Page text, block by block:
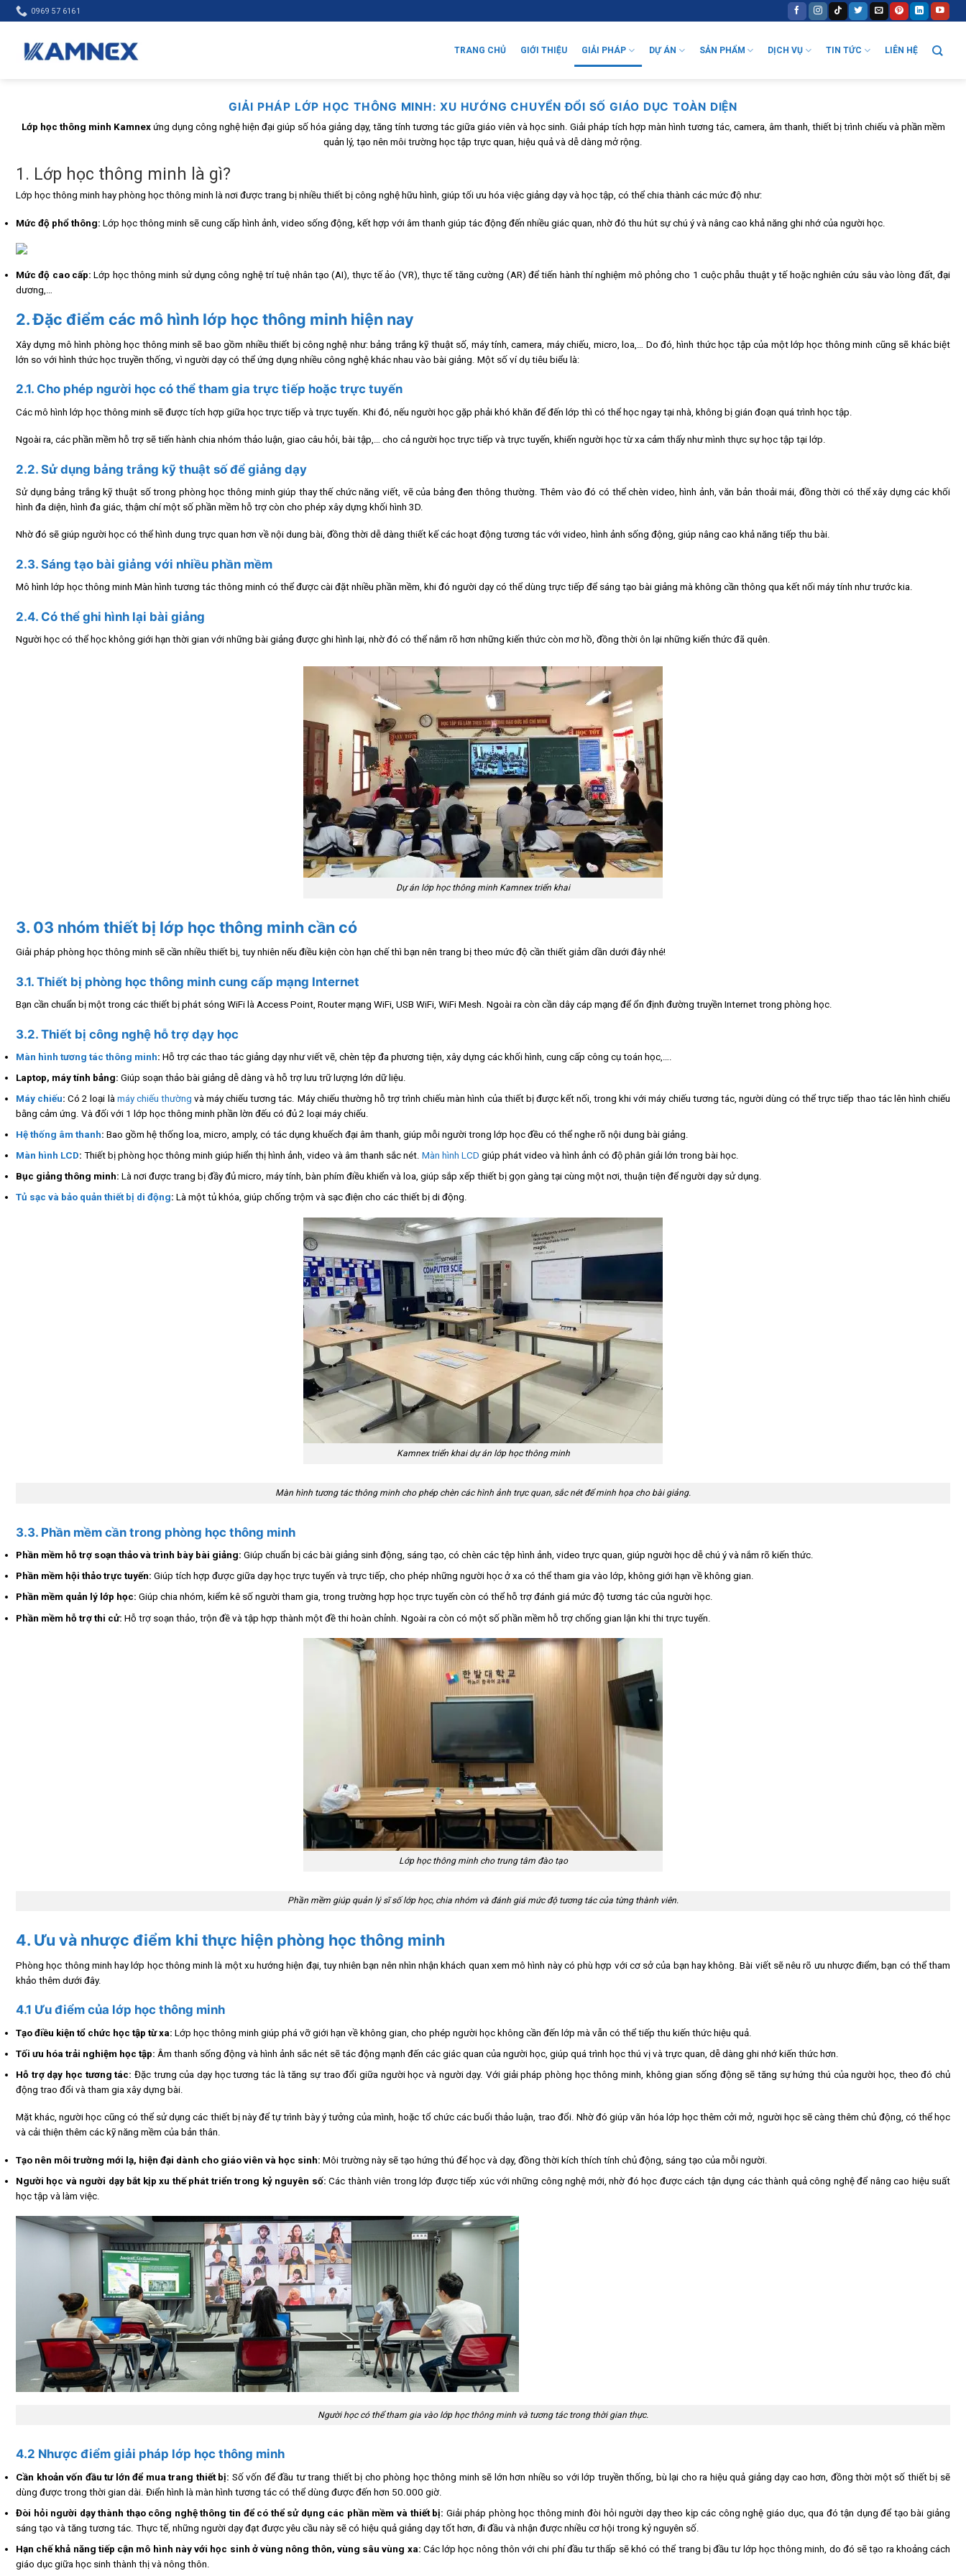
Skip
to
0969 57 6161
TRANG CHỦ GIỚI THIỆU GIẢI PHÁP DỰ ÁN SẢN PHẨM DỊCH VỤ TIN TỨC LIÊN HỆ
GIẢI PHÁP LỚP HỌC THÔNG MINH: XU HƯỚNG CHUYỂN ĐỔI SỐ GIÁO DỤC TOÀN DIỆN
Lớp học thông minh Kamnexứng dụng công nghệ hiện đại giúp số hóa giảng dạy, tăng tính tương tác giữa giáo viên và học sinh. Giải pháp tích hợp màn hình tương tác, camera, âm thanh, thiết bị trình chiếu và phần mềm
quản lý, tạo nên môi trường học tập trực quan, hiệu quả và dễ dàng mở rộng.
1. Lớp học thông minh là gì?
Lớp học thông minh hay phòng học thông minh là nơi được trang bị nhiều thiết bị công nghệ hữu hình, giúp tối ưu hóa việc giảng dạy và học tập, có thể chia thành các mức độ như:
Mức độ phổ thông: Lớp học thông minh sẽ cung cấp hình ảnh, video sống động, kết hợp với âm thanh giúp tác động đến nhiều giác quan, nhờ đó thu hút sự chú ý và nâng cao khả năng ghi nhớ của người học.
Mức độ cao cấp: Lớp học thông minh sử dụng công nghệ trí tuệ nhân tạo (AI), thực tế ảo (VR), thực tế tăng cường (AR) để tiến hành thí nghiệm mô phỏng cho 1 cuộc phẫu thuật y tế hoặc nghiên cứu sâu vào lòng đất, đại
dương,…
2. Đặc điểm các mô hình lớp học thông minh hiện nay
Xây dựng mô hình phòng học thông minh sẽ bao gồm nhiều thiết bị công nghệ như: bảng trắng kỹ thuật số, máy tính, camera, máy chiếu, micro, loa,… Do đó, hình thức học tập của một lớp học thông minh cũng sẽ khác biệt
lớn so với hình thức học truyền thống, vì người dạy có thể ứng dụng nhiều công nghệ khác nhau vào bài giảng. Một số ví dụ tiêu biểu là:
2.1. Cho phép người học có thể tham gia trực tiếp hoặc trực tuyến
Các mô hình lớp học thông minh sẽ được tích hợp giữa học trực tiếp và trực tuyến. Khi đó, nếu người học gặp phải khó khăn để đến lớp thì có thể học ngay tại nhà, không bị gián đoạn quá trình học tập.
Ngoài ra, các phần mềm hỗ trợ sẽ tiến hành chia nhóm thảo luận, giao câu hỏi, bài tập,… cho cả người học trực tiếp và trực tuyến, khiến người học từ xa cảm thấy như mình thực sự học tập tại lớp.
2.2. Sử dụng bảng trắng kỹ thuật số để giảng dạy
Sử dụng bảng trắng kỹ thuật số trong phòng học thông minh giúp thay thế chức năng viết, vẽ của bảng đen thông thường. Thêm vào đó có thể chèn video, hình ảnh, văn bản thoải mái, đồng thời có thể xây dựng các khối
hình đa diện, hình đa giác, thậm chí một số phần mềm hỗ trợ còn cho phép xây dựng khối hình 3D.
Nhờ đó sẽ giúp người học có thể hình dung trực quan hơn về nội dung bài, đồng thời dễ dàng thiết kế các hoạt động tương tác với video, hình ảnh sống động, giúp nâng cao khả năng tiếp thu bài.
2.3. Sáng tạo bài giảng với nhiều phần mềm
Mô hình lớp học thông minh Màn hình tương tác thông minh có thể được cài đặt nhiều phần mềm, khi đó người dạy có thể dùng trực tiếp để sáng tạo bài giảng mà không cần thông qua kết nối máy tính như trước kia.
2.4. Có thể ghi hình lại bài giảng
Người học có thể học không giới hạn thời gian với những bài giảng được ghi hình lại, nhờ đó có thể nắm rõ hơn những kiến thức còn mơ hồ, đồng thời ôn lại những kiến thức đã quên.
Dự án lớp học thông minh Kamnex triển khai
3. 03 nhóm thiết bị lớp học thông minh cần có
Giải pháp phòng học thông minh sẽ cần nhiều thiết bị, tuy nhiên nếu điều kiện còn hạn chế thì bạn nên trang bị theo mức độ cần thiết giảm dần dưới đây nhé!
3.1. Thiết bị phòng học thông minh cung cấp mạng Internet
Bạn cần chuẩn bị một trong các thiết bị phát sóng WiFi là Access Point, Router mạng WiFi, USB WiFi, WiFi Mesh. Ngoài ra còn cần dây cáp mạng để ổn định đường truyền Internet trong phòng học.
3.2. Thiết bị công nghệ hỗ trợ dạy học
Màn hình tương tác thông minh: Hỗ trợ các thao tác giảng dạy như viết vẽ, chèn tệp đa phương tiện, xây dựng các khối hình, cung cấp công cụ toán học,….
Laptop, máy tính bảng: Giúp soạn thảo bài giảng dễ dàng và hỗ trợ lưu trữ lượng lớn dữ liệu.
Máy chiếu: Có 2 loại là máy chiếu thường và máy chiếu tương tác. Máy chiếu thường hỗ trợ trình chiếu màn hình của thiết bị được kết nối, trong khi với máy chiếu tương tác, người dùng có thể trực tiếp thao tác lên hình chiếu
bằng cảm ứng. Và đối với 1 lớp học thông minh phần lờn đếu có đủ 2 loại máy chiếu.
Hệ thống âm thanh: Bao gồm hệ thống loa, micro, amply, có tác dụng khuếch đại âm thanh, giúp mỗi người trong lớp học đều có thể nghe rõ nội dung bài giảng.
Màn hình LCD: Thiết bị phòng học thông minh giúp hiển thị hình ảnh, video và âm thanh sắc nét. Màn hình LCD giúp phát video và hình ảnh có độ phân giải lớn trong bài học.
Bục giảng thông minh: Là nơi được trang bị đầy đủ micro, máy tính, bàn phím điều khiển và loa, giúp sắp xếp thiết bị gọn gàng tại cùng một nơi, thuận tiện để người dạy sử dụng.
Tủ sạc và bảo quản thiết bị di động: Là một tủ khóa, giúp chống trộm và sạc điện cho các thiết bị di động.
Kamnex triển khai dự án lớp học thông minh
Màn hình tương tác thông minh cho phép chèn các hình ảnh trực quan, sắc nét để minh họa cho bài giảng.
3.3. Phần mềm cần trong phòng học thông minh
Phần mềm hỗ trợ soạn thảo và trình bày bài giảng: Giúp chuẩn bị các bài giảng sinh động, sáng tạo, có chèn các tệp hình ảnh, video trực quan, giúp người học dễ chú ý và nắm rõ kiến thức.
Phần mềm hội thảo trực tuyến: Giúp tích hợp được giữa dạy học trực tuyến và trực tiếp, cho phép những người học ở xa có thể tham gia vào lớp, không giới hạn về không gian.
Phần mềm quản lý lớp học: Giúp chia nhóm, kiểm kê số người tham gia, trong trường hợp học trực tuyến còn có thể hỗ trợ đánh giá mức độ tương tác của người học.
Phần mềm hỗ trợ thi cử: Hỗ trợ soạn thảo, trộn đề và tập hợp thành một đề thi hoàn chỉnh. Ngoài ra còn có một số phần mềm hỗ trợ chống gian lận khi thi trực tuyến.
Lớp học thông minh cho trung tâm đào tạo
Phần mềm giúp quản lý sĩ số lớp học, chia nhóm và đánh giá mức độ tương tác của từng thành viên.
4. Ưu và nhược điểm khi thực hiện phòng học thông minh
Phòng học thông minh hay lớp học thông minh là một xu hướng hiện đại, tuy nhiên bạn nên nhìn nhận khách quan xem mô hình này có phù hợp với cơ sở của bạn hay không. Bài viết sẽ nêu rõ ưu nhược điểm, bạn có thể tham
khảo thêm dưới đây.
4.1 Ưu điểm của lớp học thông minh
Tạo điều kiện tổ chức học tập từ xa: Lớp học thông minh giúp phá vỡ giới hạn về không gian, cho phép người học không cần đến lớp mà vẫn có thể tiếp thu kiến thức hiệu quả.
Tối ưu hóa trải nghiệm học tập: Âm thanh sống động và hình ảnh sắc nét sẽ tác động mạnh đến các giác quan của người học, giúp quá trình học thú vị và trực quan, dễ dàng ghi nhớ kiến thức hơn.
Hỗ trợ dạy học tương tác: Đặc trưng của dạy học tương tác là tăng sự trao đổi giữa người học và người dạy. Với giải pháp phòng học thông minh, không gian sống động sẽ tăng sự hứng thú của người học, theo đó chủ
động trao đổi và tham gia xây dựng bài.
Mặt khác, người học cũng có thể sử dụng các thiết bị này để tự trình bày ý tưởng của mình, hoặc tổ chức các buổi thảo luận, trao đổi. Nhờ đó giúp văn hóa lớp học thêm cởi mở, người học sẽ càng thêm chủ động, có thể học
và cải thiện thêm các kỹ năng mềm của bản thân.
Tạo nên môi trường mới lạ, hiện đại dành cho giáo viên và học sinh: Môi trường này sẽ tạo hứng thú để học và dạy, đồng thời kích thích tính chủ động, sáng tạo của mỗi người.
Người học và người dạy bắt kịp xu thế phát triển trong kỷ nguyên số: Các thành viên trong lớp được tiếp xúc với những công nghệ mới, nhờ đó học được cách tận dụng các thành quả công nghệ để nâng cao hiệu suất
học tập và làm việc.
Người học có thể tham gia vào lớp học thông minh và tương tác trong thời gian thực.
4.2 Nhược điểm giải pháp lớp học thông minh
Cần khoản vốn đầu tư lớn để mua trang thiết bị: Số vốn để đầu tư trang thiết bị cho phòng học thông minh sẽ lớn hơn nhiều so với lớp truyền thống, bù lại cho ra hiệu quả giảng dạy cao hơn, đồng thời một số thiết bị sẽ
dùng được trong thời gian dài. Điển hình là màn hình tương tác có thể dùng được đến hơn 50.000 giờ.
Đòi hỏi người dạy thành thạo công nghệ thông tin để có thể sử dụng các phần mềm và thiết bị: Giải pháp phòng học thông minh đòi hỏi người dạy theo kịp các công nghệ giáo dục, qua đó tận dụng để tạo bài giảng
sáng tạo và tăng tương tác. Thực tế, những người dạy đạt được yêu cầu này sẽ có hiệu quả giảng dạy tốt hơn, đi đầu và nhận được nhiều cơ hội trong kỷ nguyên số.
Hạn chế khả năng tiếp cận mô hình này với học sinh ở vùng nông thôn, vùng sâu vùng xa: Các lớp học nông thôn với chi phí đầu tư thấp sẽ khó có thể trang bị đầu tư lớp học thông minh, do đó sẽ tạo ra khoảng cách
giáo dục giữa học sinh thành thị và nông thôn.